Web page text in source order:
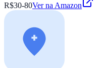
R$30-80Ver na Amazon